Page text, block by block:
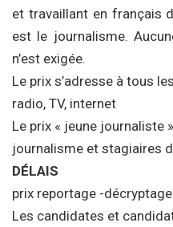
et travaillant en français
est le journalisme.
n’est exigée.
Le prix s’adresse à tous
radio, TV, internet
Le prix « jeune journaliste
journalisme et stagiaires
DÉLAIS
prix reportage -
Les candidates et